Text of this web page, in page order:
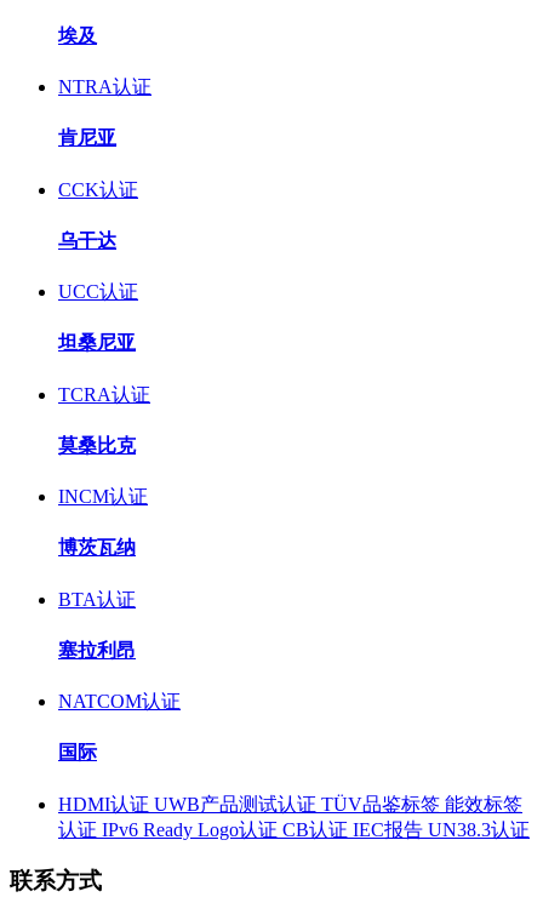
埃及
NTRA认证
肯尼亚
CCK认证
乌干达
UCC认证
坦桑尼亚
TCRA认证
莫桑比克
INCM认证
博茨瓦纳
BTA认证
塞拉利昂
NATCOM认证
国际
HDMI认证 UWB产品测试认证 TÜV品鉴标签 能效标签
认证 IPv6 Ready Logo认证 CB认证 IEC报告 UN38.3认证
联系方式